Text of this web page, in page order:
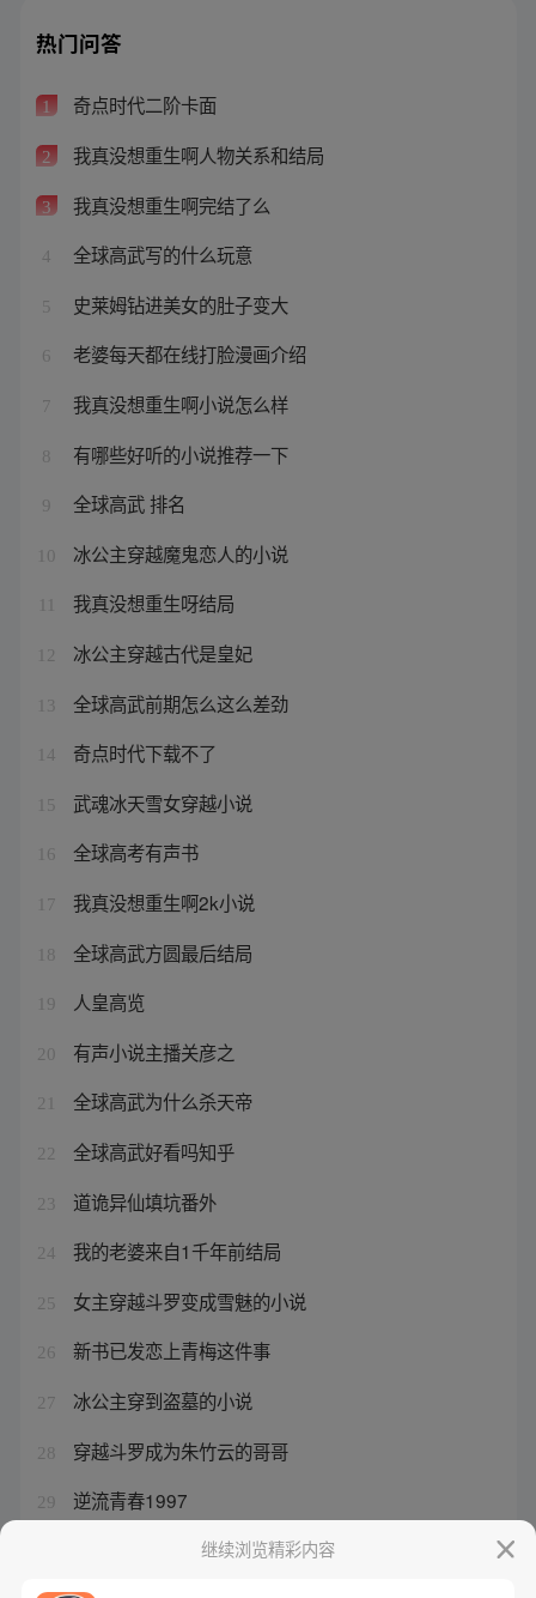
热门问答
1 奇点时代二阶卡面
2 我真没想重生啊人物关系和结局
3 我真没想重生啊完结了么
4 全球高武写的什么玩意
5 史莱姆钻进美女的肚子变大
6 老婆每天都在线打脸漫画介绍
7 我真没想重生啊小说怎么样
8 有哪些好听的小说推荐一下
9 全球高武 排名
10 冰公主穿越魔鬼恋人的小说
我真没想重生呀结局
12 冰公主穿越古代是皇妃
13 全球高武前期怎么这么差劲
14 奇点时代下载不了
15 武魂冰天雪女穿越小说
16 全球高考有声书
17 我真没想重生啊2k小说
18 全球高武方圆最后结局
19 人皇高览
20 有声小说主播关彦之
21 全球高武为什么杀天帝
22 全球高武好看吗知乎
23 道诡异仙填坑番外
24 我的老婆来自1千年前结局
25 女主穿越斗罗变成雪魅的小说
26 新书已发恋上青梅这件事
27 冰公主穿到盗墓的小说
28 穿越斗罗成为朱竹云的哥哥
29 逆流青春1997
全球高武的斗天帝是谁继续浏览精彩内容